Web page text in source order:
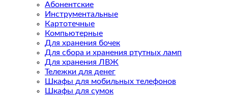
Абонентские
Инструментальные
Картотечные
Компьютерные
Для хранения бочек
Для сбора и хранения ртутных ламп
Для хранения ЛВЖ
Тележки для денег
Шкафы для мобильных телефонов
Шкафы для сумок